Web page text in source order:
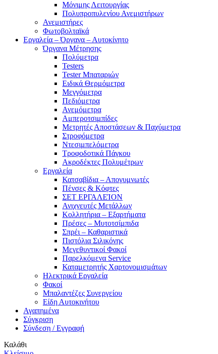
Μόνιμης Λειτουργίας
Πολυπροπυλενίου Ανεμιστήρων
Ανεμιστήρες
Φωτοβολταϊκά
Εργαλεία – Όργανα – Αυτοκίνητο
Όργανα Μέτρησης
Πολύμετρα
Testers
Tester Μπαταριών
Ειδικά Θερμόμετρα
Μεγγόμετρα
Πεδιόμετρα
Ανεμόμετρα
Αμπεροτσιμπίδες
Μετρητές Αποστάσεων & Παχύμετρα
Στροφόμετρα
Ντεσιμπελόμετρα
Τροφοδοτικά Πάγκου
Ακροδέκτες Πολυμέτρων
Εργαλεία
Κατσαβίδια – Απογυμνωτές
Πένσες & Κόφτες
ΣΕΤ ΕΡΓΑΛΕΊΟΝ
Ανιχνευτές Μετάλλων
Κολλητήρια – Εξαρτήματα
Πρέσες – Μυτοτσίμπιδα
Σπρέι – Καθαριστικά
Πιστόλια Σιλικόνης
Μεγεθυντικοί Φακοί
Παρελκόμενα Service
Καταμετρητής Χαρτονομισμάτων
Ηλεκτρικά Εργαλεία
Φακοί
Μπαλαντέζες Συνεργείου
Είδη Αυτοκινήτου
Αγαπημένα
Σύγκριση
Σύνδεση / Εγγραφή
Καλάθι